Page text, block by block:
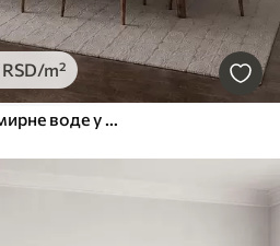
RSD/m²
Магловита шума поред мирне воде у меким природним пастелним тоновима